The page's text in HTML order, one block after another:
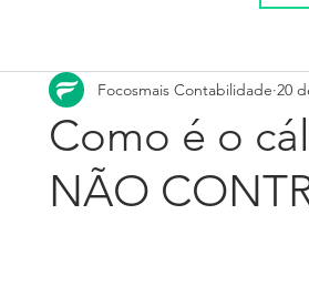
Como é o
NÃO
Focosmais Contabilidade 20